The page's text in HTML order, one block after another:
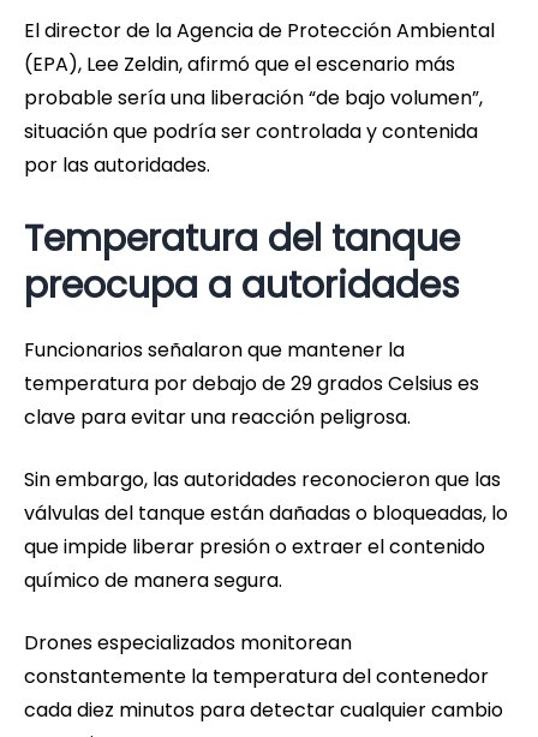
El director de la Agencia de Protección Ambiental
(EPA), Lee Zeldin, afirmó que el escenario más
probable sería una liberación “de bajo volumen”,
situación que podría ser controlada y contenida
por las autoridades.
Temperatura del tanque
preocupa a autoridades
Funcionarios señalaron que mantener la
temperatura por debajo de 29 grados Celsius es
clave para evitar una reacción peligrosa.
Sin embargo, las autoridades reconocieron que las
válvulas del tanque están dañadas o bloqueadas, lo
que impide liberar presión o extraer el contenido
químico de manera segura.
Drones especializados monitorean
constantemente la temperatura del contenedor
cada diez minutos para detectar cualquier cambio